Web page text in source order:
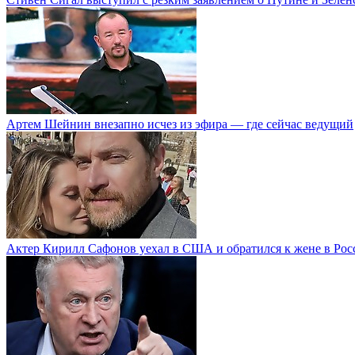
Артем Шейнин внезапно исчез из эфира — где сейчас ведущий
Актер Кирилл Сафонов уехал в США и обратился к жене в